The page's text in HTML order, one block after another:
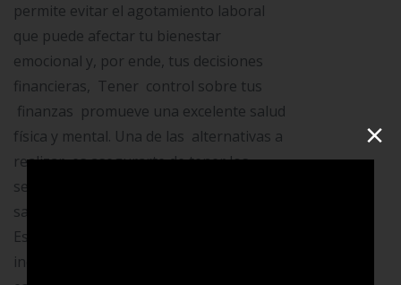
permite evitar el agotamiento laboral
que puede afectar tu bienestar
emocional y, por ende, tus decisiones
financieras, Tener control sobre tus
finanzas promueve una excelente salud
física y mental. Una de las alternativas a
realizar es asegurarte de tener los
seguros adecuados, como seguro de
salud, seguro de vida y seguro de hogar.
Esto puede protegerte de eventos
inesperados que podrían afectar tu
×